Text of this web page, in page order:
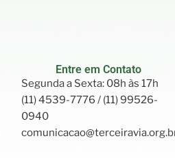
Entre em Contato
Segunda a Sexta: 08h às 17h
(11) 4539-7776 / (11) 99526-
0940